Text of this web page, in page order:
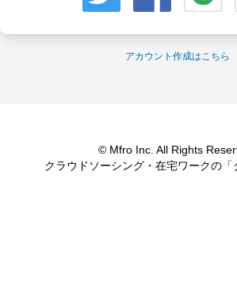
アカウント作成はこちら
© Mfro Inc. All Rights
クラウドソーシング・在宅ワークの「